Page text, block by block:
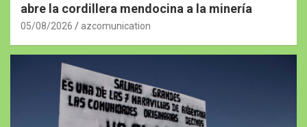
abre la cordillera mendocina a la minería
05/08/2026 azcomunication